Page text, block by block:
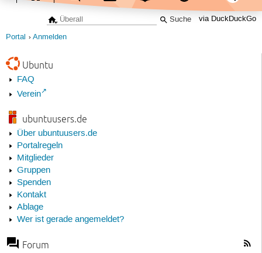
via DuckDuckGo
Portal Anmelden
Ubuntu
FAQ
Verein
ubuntuusers.de
Über ubuntuusers.de
Portalregeln
Mitglieder
Gruppen
Spenden
Kontakt
Ablage
Wer ist gerade angemeldet?
Forum